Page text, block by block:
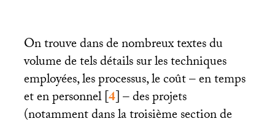
On trouve dans de nombreux textes du
volume de tels détails sur les techniques
employées, les processus, le coût – en temps
et en personnel[4]– des projets
(notamment dans la troisième section de